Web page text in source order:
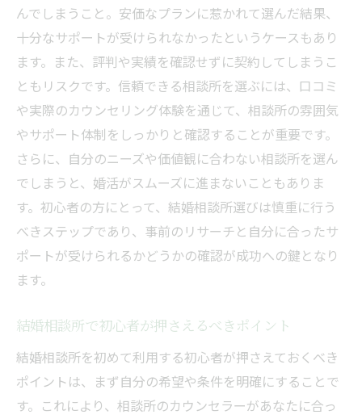
んでしまうこと。安価なプランに惹かれて選んだ結果、
十分なサポートが受けられなかったというケースもあり
ます。また、評判や実績を確認せずに契約してしまうこ
ともリスクです。信頼できる相談所を選ぶには、口コミ
や実際のカウンセリング体験を通じて、相談所の雰囲気
やサポート体制をしっかりと確認することが重要です。
さらに、自分のニーズや価値観に合わない相談所を選ん
でしまうと、婚活がスムーズに進まないこともありま
す。初心者の方にとって、結婚相談所選びは慎重に行う
べきステップであり、事前のリサーチと自分に合ったサ
ポートが受けられるかどうかの確認が成功への鍵となり
ます。
結婚相談所で初心者が押さえるべきポイント
結婚相談所を初めて利用する初心者が押さえておくべき
ポイントは、まず自分の希望や条件を明確にすることで
す。これにより、相談所のカウンセラーがあなたに合っ